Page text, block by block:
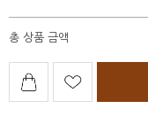
총 상품 금액